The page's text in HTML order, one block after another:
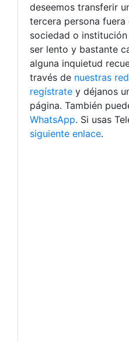
deseemos transferir
tercera persona fuera
sociedad o
ser lento y bastante
alguna inquietud
través de nuestras
regístrate y déjanos
página. También
WhatsApp. Si usas
siguiente enlace.